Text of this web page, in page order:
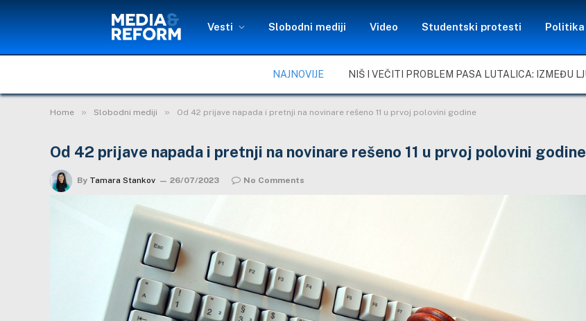
Vesti Slobodni mediji Video Studentski protesti Politika
NAJNOVIJE
Home » Slobodni mediji » Od 42 prijave napada i pretnji na novinare rešeno 11 u prvoj polovini godine
Od 42 prijave napada i pretnji na novinare rešeno 11 u prvoj polovini godine
By Tamara Stankov 26/07/2023 No Comments